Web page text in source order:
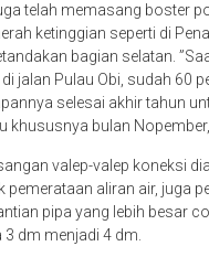
telah memasang boster
ketinggian seperti di
bagian selatan.
jalan Pulau Obi, sudah 60
selesai akhir tahun
khususnya bulan
valep-valep koneksi
pemerataan aliran air, juga
pipa yang lebih besar
dm menjadi 4 dm.